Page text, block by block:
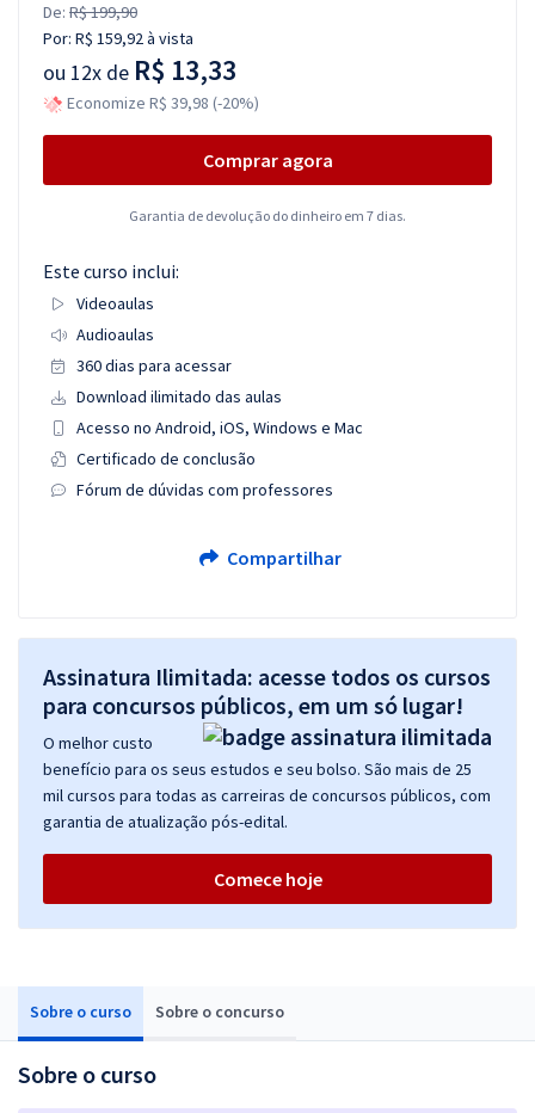
Sobre o curso Sobre o concurso
Sobre o curso
De: R$ 199,90
Por: R$ 159,92à vista
ou 12x de R$ 13,33
Economize R$ 39,98 (-20%)
Comprar agora
Garantia de devolução do dinheiro em 7 dias.
Este curso inclui:
Videoaulas
Audioaulas
360 dias para acessar
Download ilimitado das aulas
Acesso no Android, iOS, Windows e Mac
Certificado de conclusão
Fórum de dúvidas com professores
Compartilhar
Assinatura Ilimitada: acesse todos os cursos
para concursos públicos, em um só lugar!
O melhor custo
benefício para os seus estudos e seu bolso. São mais de 25
mil cursos para todas as carreiras de concursos públicos, com
garantia de atualização pós-edital.
Comece hoje